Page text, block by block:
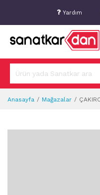
Yardım
Anasayfa Mağazalar